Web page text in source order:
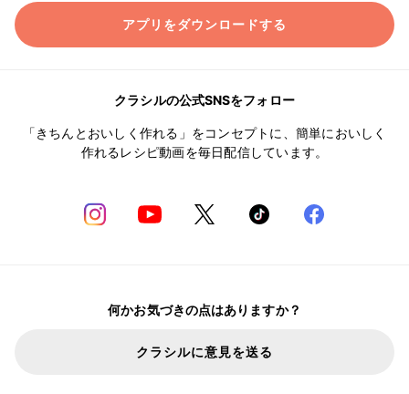
アプリをダウンロードする
クラシルの公式SNSをフォロー
「きちんとおいしく作れる」をコンセプトに、簡単においしく
作れるレシピ動画を毎日配信しています。
何かお気づきの点はありますか？
クラシルに意見を送る